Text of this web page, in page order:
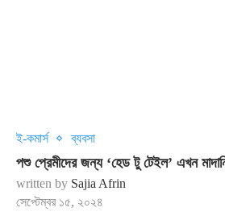
ই-কমার্স ব্যবসা
পশু প্রেমীদের জন্য ‘হেড টু টেইল’ এখন
written by Sajia Afrin
সেপ্টেম্বর ১৫, ২০২৪